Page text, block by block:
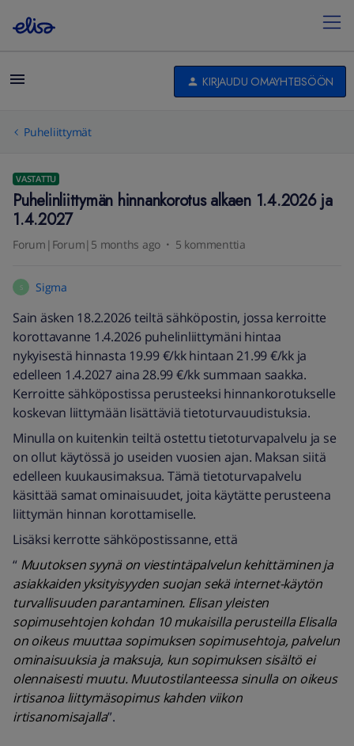
KIRJAUDU OMAYHTEISÖÖN
Puheliittymät
VASTATTU
Puhelinliittymän hinnankorotus alkaen 1.4.2026 ja
1.4.2027
Forum|Forum|5 months ago 5 kommenttia
S Sigma
Sain äsken 18.2.2026 teiltä sähköpostin, jossa kerroitte
korottavanne 1.4.2026 puhelinliittymäni hintaa
nykyisestä hinnasta 19.99 €/kk hintaan 21.99 €/kk ja
edelleen 1.4.2027 aina 28.99 €/kk summaan saakka.
Kerroitte sähköpostissa perusteeksi hinnankorotukselle
koskevan liittymään lisättäviä tietoturvauudistuksia.
Minulla on kuitenkin teiltä ostettu tietoturvapalvelu ja se
on ollut käytössä jo useiden vuosien ajan. Maksan siitä
edelleen kuukausimaksua. Tämä tietoturvapalvelu
käsittää samat ominaisuudet, joita käytätte perusteena
liittymän hinnan korottamiselle.
Lisäksi kerrotte sähköpostissanne, että
“ Muutoksen syynä on viestintäpalvelun kehittäminen ja
asiakkaiden yksityisyyden suojan sekä internet-käytön
turvallisuuden parantaminen. Elisan yleisten
sopimusehtojen kohdan 10 mukaisilla perusteilla Elisalla
on oikeus muuttaa sopimuksen sopimusehtoja, palvelun
ominaisuuksia ja maksuja, kun sopimuksen sisältö ei
olennaisesti muutu. Muutostilanteessa sinulla on oikeus
irtisanoa liittymäsopimus kahden viikon
irtisanomisajalla”.